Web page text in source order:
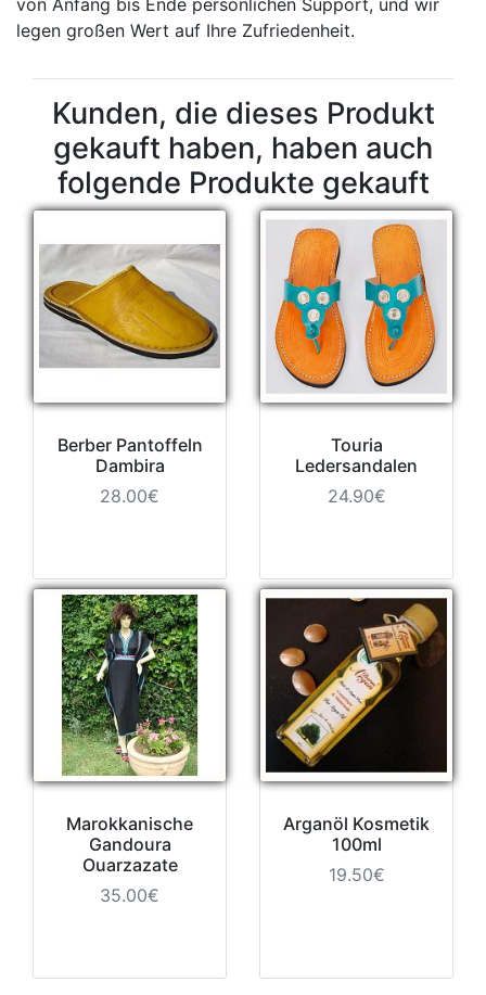
legen großen Wert auf Ihre Zufriedenheit.
Kunden, die dieses Produkt
gekauft haben, haben auch
folgende Produkte gekauft
Berber Pantoffeln
Dambira
28.00€
Touria
Ledersandalen
24.90€
Marokkanische
Gandoura
Ouarzazate
35.00€
Arganöl Kosmetik
100ml
19.50€